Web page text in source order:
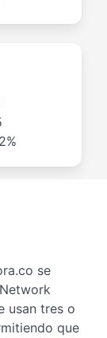
se
usan tres o
que